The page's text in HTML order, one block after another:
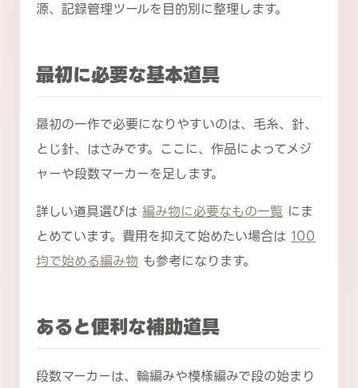
源、記録管理ツールを目的別に整理します。
最初に必要な基本道具
最初の一作で必要になりやすいのは、毛糸、針、
とじ針、はさみです。ここに、作品によってメジ
ャーや段数マーカーを足します。
詳しい道具選びは 編み物に必要なもの一覧 にま
とめています。費用を抑えて始めたい場合は 100
均で始める編み物 も参考になります。
あると便利な補助道具
段数マーカーは、輪編みや模様編みで段の始まり